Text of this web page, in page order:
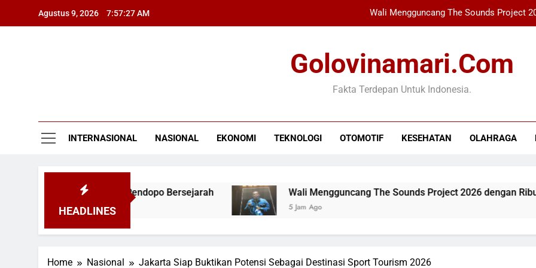
Agustus 9, 2026 7:57:28 AM Wali Mengguncang The Sounds Project
Perkiraan AS: Putin
Bupati Bogor Ambil
Xabi Alonso
Golovinamari.com
Fakta Terdepan Untuk Indonesia.
INTERNASIONAL NASIONAL EKONOMI TEKNOLOGI OTOMOTIF KESEHATAN OLAHRAGA
HEADLINES
Pusaka dari Pendopo Bersejarah Wali Mengguncang The Sounds Project 2026 dengan Ribuan
5 Jam Ago
Home Nasional Jakarta Siap Buktikan Potensi Sebagai Destinasi Sport Tourism 2026